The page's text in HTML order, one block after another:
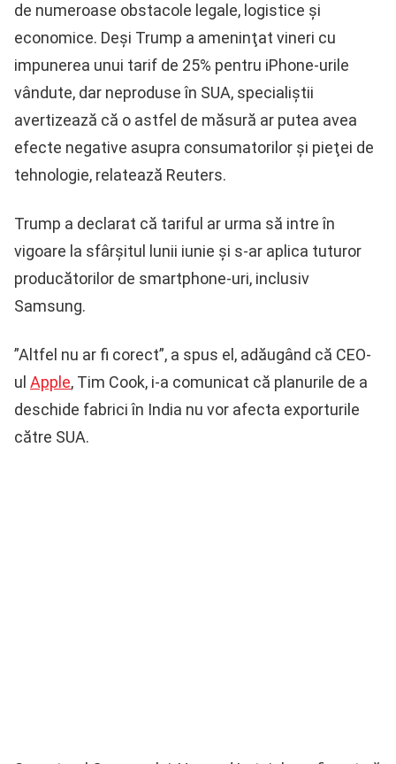
de numeroase obstacole legale, logistice şi
economice. Deşi Trump a ameninţat vineri cu
impunerea unui tarif de 25% pentru iPhone-urile
vândute, dar neproduse în SUA, specialiştii
avertizează că o astfel de măsură ar putea avea
efecte negative asupra consumatorilor şi pieţei de
tehnologie, relatează Reuters.
Trump a declarat că tariful ar urma să intre în
vigoare la sfârşitul lunii iunie şi s-ar aplica tuturor
producătorilor de smartphone-uri, inclusiv
Samsung.
”Altfel nu ar fi corect”, a spus el, adăugând că CEO-
ul Apple, Tim Cook, i-a comunicat că planurile de a
deschide fabrici în India nu vor afecta exporturile
către SUA.